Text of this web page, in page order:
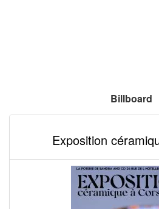
Billboard
Exposition